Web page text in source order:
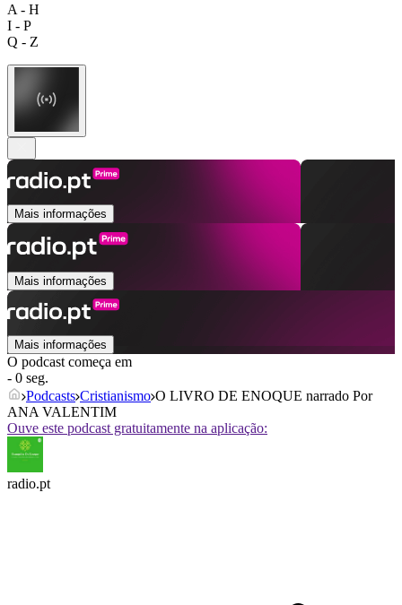
A - H
I - P
Q - Z
Mais informações
Mais informações
Mais informações
O podcast começa em
- 0 seg.
Podcasts Cristianismo O LIVRO DE ENOQUE narrado Por
ANA VALENTIM
Ouve este podcast gratuitamente na aplicação:
radio.pt